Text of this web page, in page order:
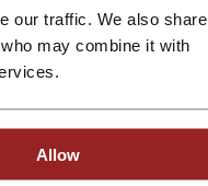
our traffic. We also share
may combine it with
Allow